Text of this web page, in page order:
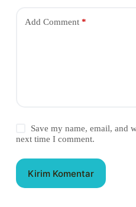
Add Comment*
Save my name, email, and
next time I comment.
Kirim Komentar